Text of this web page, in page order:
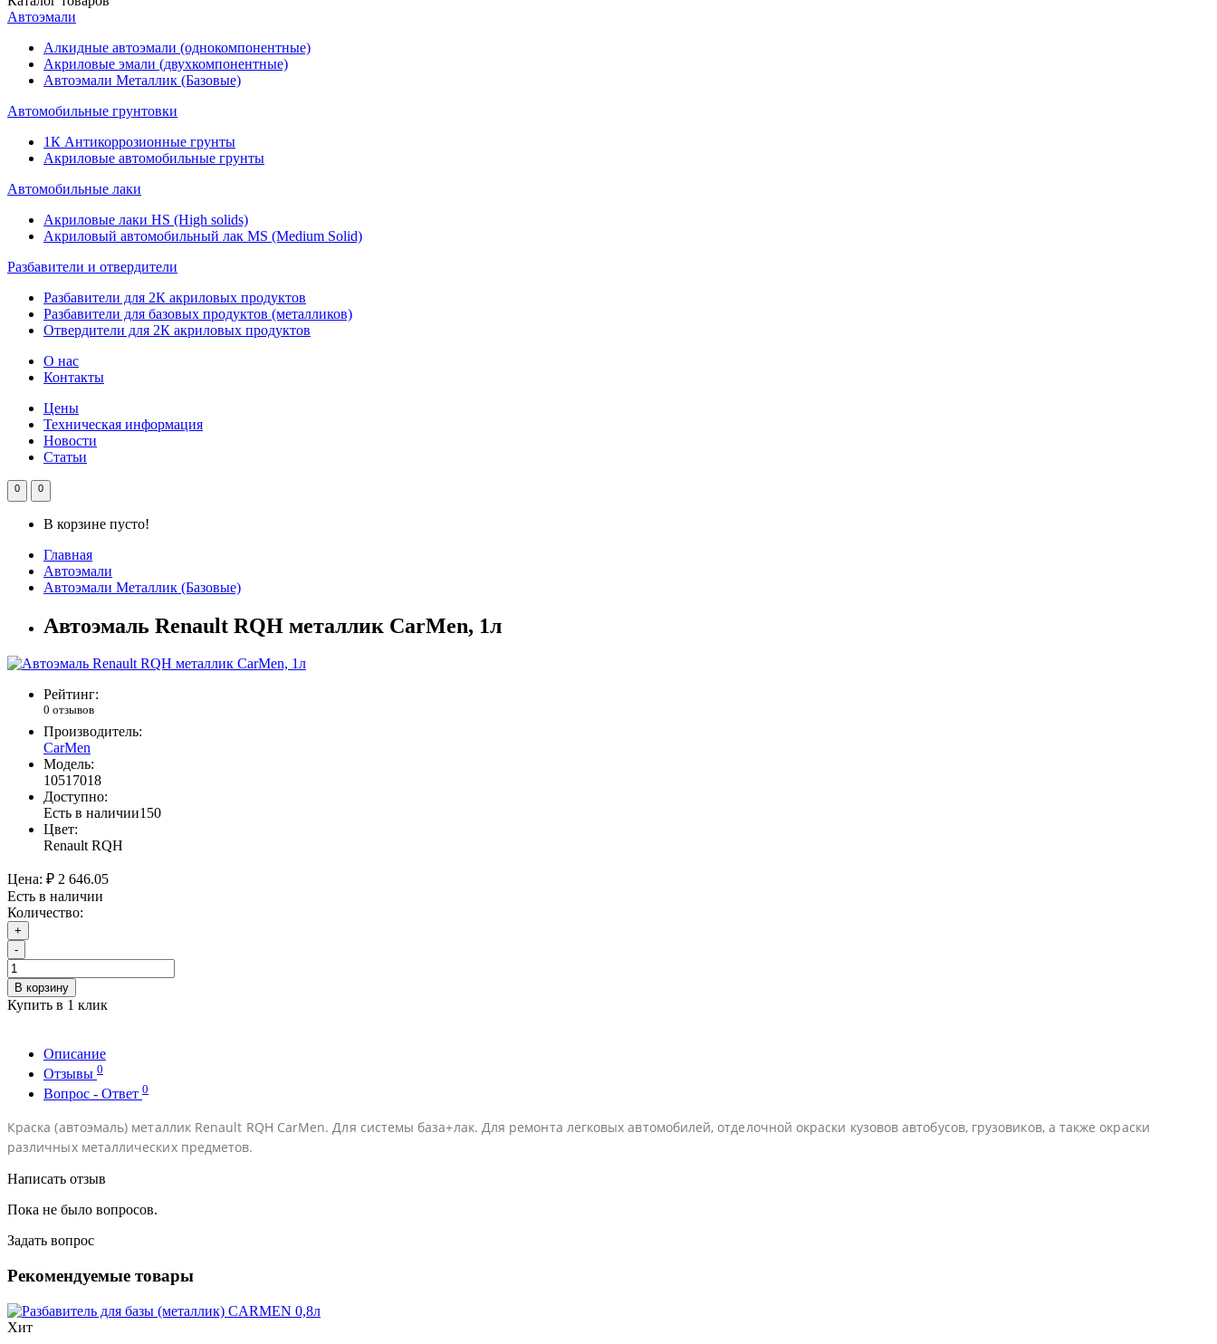
Автоэмали
Алкидные автоэмали (однокомпонентные)
Акриловые эмали (двухкомпонентные)
Автоэмали Металлик (Базовые)
Автомобильные грунтовки
1К Антикоррозионные грунты
Акриловые автомобильные грунты
Автомобильные лаки
Акриловые лаки HS (High solids)
Акриловый автомобильный лак MS (Medium Solid)
Разбавители и отвердители
Разбавители для 2К акриловых продуктов
Разбавители для базовых продуктов (металликов)
Отвердители для 2К акриловых продуктов
О нас
Контакты
Цены
Техническая информация
Новости
Статьи
0 0
В корзине пусто!
Главная
Автоэмали
Автоэмали Металлик (Базовые)
Автоэмаль Renault RQH металлик CarMen, 1л
Рейтинг:
0 отзывов
Производитель:
CarMen
Модель:
10517018
Доступно:
Есть в наличии150
Цвет:
Renault RQH
Цена: ₽ 2 646.05
Есть в наличии
Количество:
+
-
В корзину
Купить в 1 клик
Описание
Отзывы 0
Вопрос - Ответ 0
Краска (автоэмаль) металлик Renault RQH CarMen. Для системы база+лак. Для ремонта легковых автомобилей, отделочной окраски кузовов автобусов, грузовиков, а также окраски
различных металлических предметов.
Написать отзыв
Пока не было вопросов.
Задать вопрос
Рекомендуемые товары
Хит